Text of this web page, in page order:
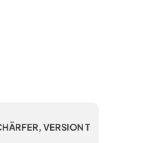
VERSION T